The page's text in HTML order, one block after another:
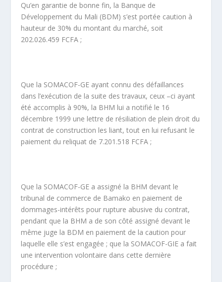
Qu’en garantie de bonne fin, la Banque de
Développement du Mali (BDM) s’est portée caution à
hauteur de 30% du montant du marché, soit
202.026.459 FCFA ;
Que la SOMACOF-GE ayant connu des défaillances
dans l’exécution de la suite des travaux, ceux –ci ayant
été accomplis à 90%, la BHM lui a notifié le 16
décembre 1999 une lettre de résiliation de plein droit du
contrat de construction les liant, tout en lui refusant le
paiement du reliquat de 7.201.518 FCFA ;
Que la SOMACOF-GE a assigné la BHM devant le
tribunal de commerce de Bamako en paiement de
dommages-intérêts pour rupture abusive du contrat,
pendant que la BHM a de son côté assigné devant le
même juge la BDM en paiement de la caution pour
laquelle elle s’est engagée ; que la SOMACOF-GIE a fait
une intervention volontaire dans cette dernière
procédure ;